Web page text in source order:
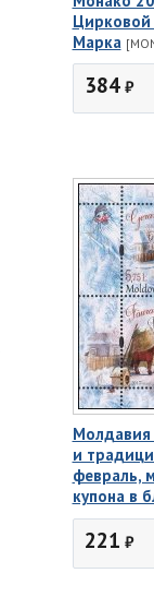
Цирковой
Марка
384 ₽
и
февраль,
купона в
221 ₽